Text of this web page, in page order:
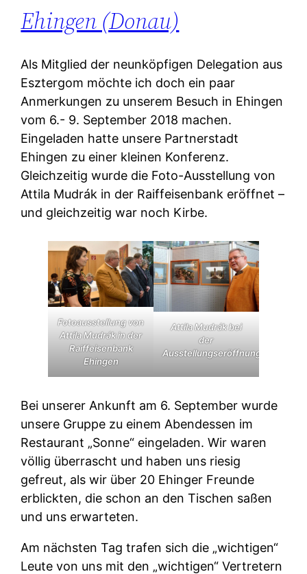
Ehingen (Donau)
Als Mitglied der neunköpfigen Delegation aus
Esztergom möchte ich doch ein paar
Anmerkungen zu unserem Besuch in Ehingen
vom 6.- 9. September 2018 machen.
Eingeladen hatte unsere Partnerstadt
Ehingen zu einer kleinen Konferenz.
Gleichzeitig wurde die Foto-Ausstellung von
Attila Mudrák in der Raiffeisenbank eröffnet –
und gleichzeitig war noch Kirbe.
Fotoausstellung von
Attila Mudrák in der
Raiffeisenbank
Ehingen
Attila Mudrák bei
der
Ausstellungseröffnung
Bei unserer Ankunft am 6. September wurde
unsere Gruppe zu einem Abendessen im
Restaurant „Sonne“ eingeladen. Wir waren
völlig überrascht und haben uns riesig
gefreut, als wir über 20 Ehinger Freunde
erblickten, die schon an den Tischen saßen
und uns erwarteten.
Am nächsten Tag trafen sich die „wichtigen“
Leute von uns mit den „wichtigen“ Vertretern